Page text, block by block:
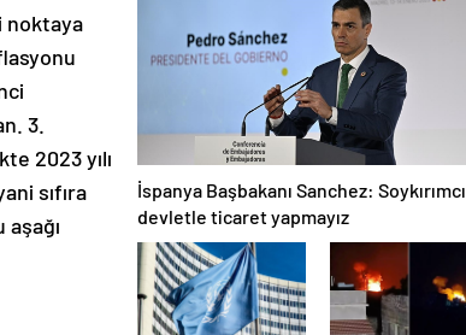
noktaya
3.
2023 yılı
sıfıra
İspanya Başbakanı Sanchez: Soykırımcı
devletle ticaret yapmayız